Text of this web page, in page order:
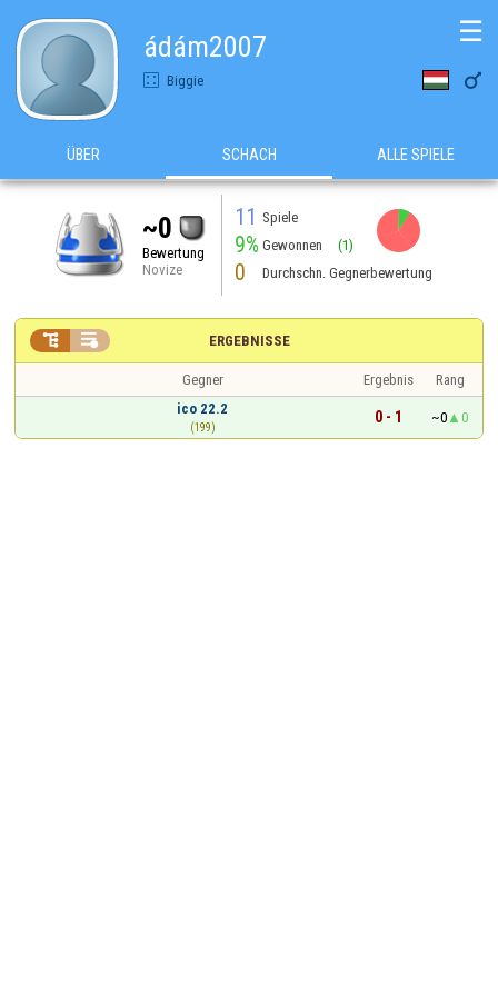
ádám2007
Biggie 
☰
ÜBER SCHACH ALLE SPIELE
~0
Bewertung
Novize
11 Spiele
9% Gewonnen (1)
0 Durchschn. Gegnerbewertung
ERGEBNISSE
 
Gegner Ergebnis
Rang
ico 22.2
(199)
0 - 1 ~0 0